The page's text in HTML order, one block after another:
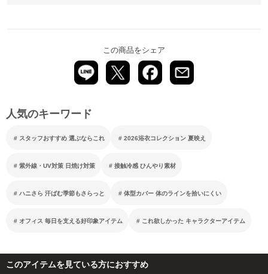
この商品をシェア
人気のキーワード
スタッフおすすめ 選ぶならこれ 2026浴衣コレクション 夏映え
紫外線・UV対策 日焼け対策 接触冷感 ひんやり素材
ハニさら 汗ばむ季節もさらっと 体型カバー 体のラインを拾いにくい
オフィス 毎日を支える好印象アイテム これ欲しかった キャラクターアイテム
このアイテムを見ている方におすすめ